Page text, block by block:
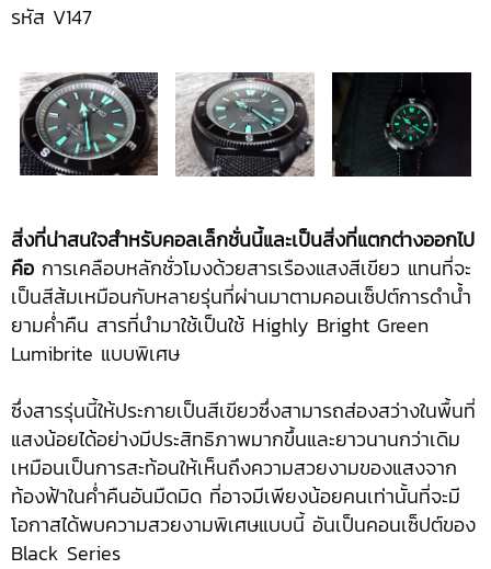
รหัส V147
สิ่งที่น่าสนใจสำหรับคอลเล็กชั่นนี้และเป็นสิ่งที่แตกต่างออกไป
คือ การเคลือบหลักชั่วโมงด้วยสารเรืองแสงสีเขียว แทนที่จะ
เป็นสีส้มเหมือนกับหลายรุ่นที่ผ่านมาตามคอนเซ็ปต์การดำน้ำ
ยามค่ำคืน สารที่นำมาใช้เป็นใช้ Highly Bright Green
Lumibrite แบบพิเศษ
ซึ่งสารรุ่นนี้ให้ประกายเป็นสีเขียวซึ่งสามารถส่องสว่างในพื้นที่
แสงน้อยได้อย่างมีประสิทธิภาพมากขึ้นและยาวนานกว่าเดิม
เหมือนเป็นการสะท้อนให้เห็นถึงความสวยงามของแสงจาก
ท้องฟ้าในค่ำคืนอันมืดมิด ที่อาจมีเพียงน้อยคนเท่านั้นที่จะมี
โอกาสได้พบความสวยงามพิเศษแบบนี้ อันเป็นคอนเซ็ปต์ของ
Black Series